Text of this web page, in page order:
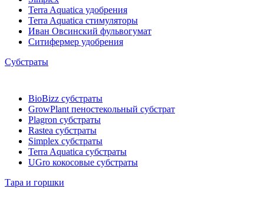
Terra Aquatica удобрения
Terra Aquatica стимуляторы
Иван Овсинский фульвогумат
Ситифермер удобрения
Субстраты
BioBizz cубстраты
GrowPlant пеностекольный субстрат
Plagron cубстраты
Rastea cубстраты
Simplex cубстраты
Terra Aquatica cубстраты
UGro кокосовые субстраты
Тара и горшки